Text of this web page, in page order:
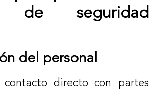
de seguridad
del personal
contacto directo con partes